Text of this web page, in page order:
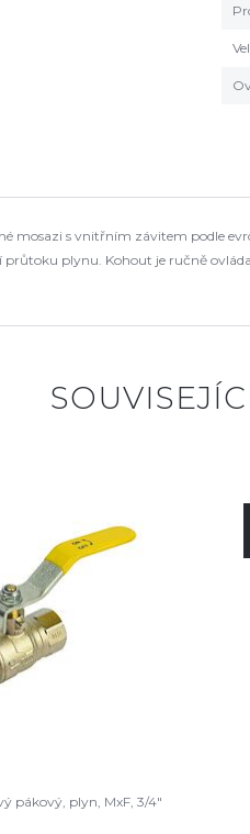
mosazi s vnitřním závitem podle
plynu. Kohout je ručně
pákový, plyn, MxF, 3/4"